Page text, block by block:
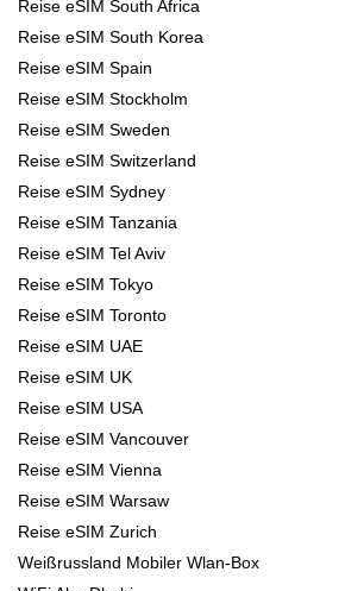
Reise eSIM South Africa
Reise eSIM South Korea
Reise eSIM Spain
Reise eSIM Stockholm
Reise eSIM Sweden
Reise eSIM Switzerland
Reise eSIM Sydney
Reise eSIM Tanzania
Reise eSIM Tel Aviv
Reise eSIM Tokyo
Reise eSIM Toronto
Reise eSIM UAE
Reise eSIM UK
Reise eSIM USA
Reise eSIM Vancouver
Reise eSIM Vienna
Reise eSIM Warsaw
Reise eSIM Zurich
Weißrussland Mobiler Wlan-Box